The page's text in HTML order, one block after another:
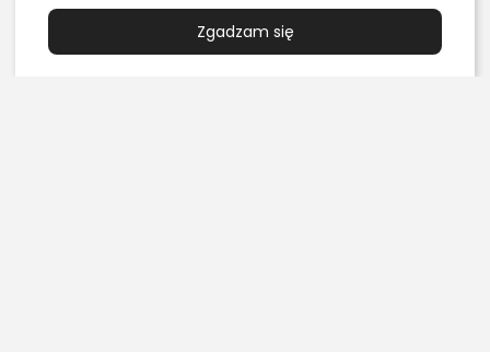
Edukacja i Nauka
Chemia organiczna dla maturzystów: najlepsze
książki i zasoby online do...
Zgadzam się